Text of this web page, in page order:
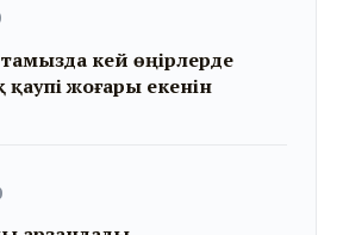
кей өңірлерде
жоғары екенін